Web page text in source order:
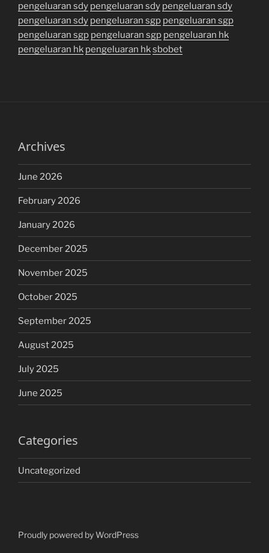
pengeluaran sdy pengeluaran sdy pengeluaran sdy
pengeluaran sdy pengeluaran sgp pengeluaran sgp
pengeluaran sgp pengeluaran sgp pengeluaran hk
pengeluaran hk pengeluaran hksbobet
Archives
June 2026
February 2026
January 2026
December 2025
November 2025
October 2025
September 2025
August 2025
July 2025
June 2025
Categories
Uncategorized
Proudly powered by WordPress